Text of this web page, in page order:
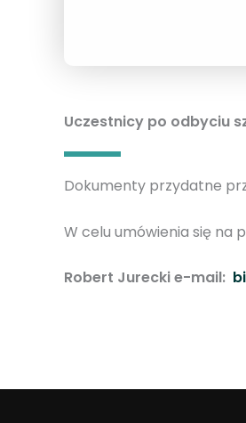
Uczestnicy po odbyciu
Dokumenty przydatne
W celu umówienia się na
Robert Jurecki e-mail: